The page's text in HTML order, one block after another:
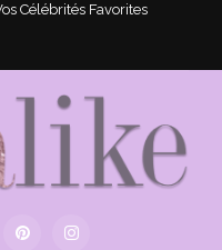
Célébrités Favorites